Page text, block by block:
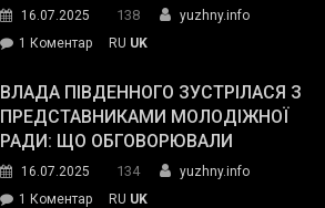
спільний
окупанти.
Маємо
діяти
команда
пожежу
у
16.07.2025 138
yuzhny.info
1 Коментардо
Південного
провів
інспекцію
укриття
RU UK
ВЛАДА ПІВДЕННОГО ЗУСТРІЛАСЯ З
ПРЕДСТАВНИКАМИ МОЛОДІЖНОЇ
РАДИ: ЩО ОБГОВОРЮВАЛИ
16.07.2025 134
yuzhny.info
1 Коментардо RU UK